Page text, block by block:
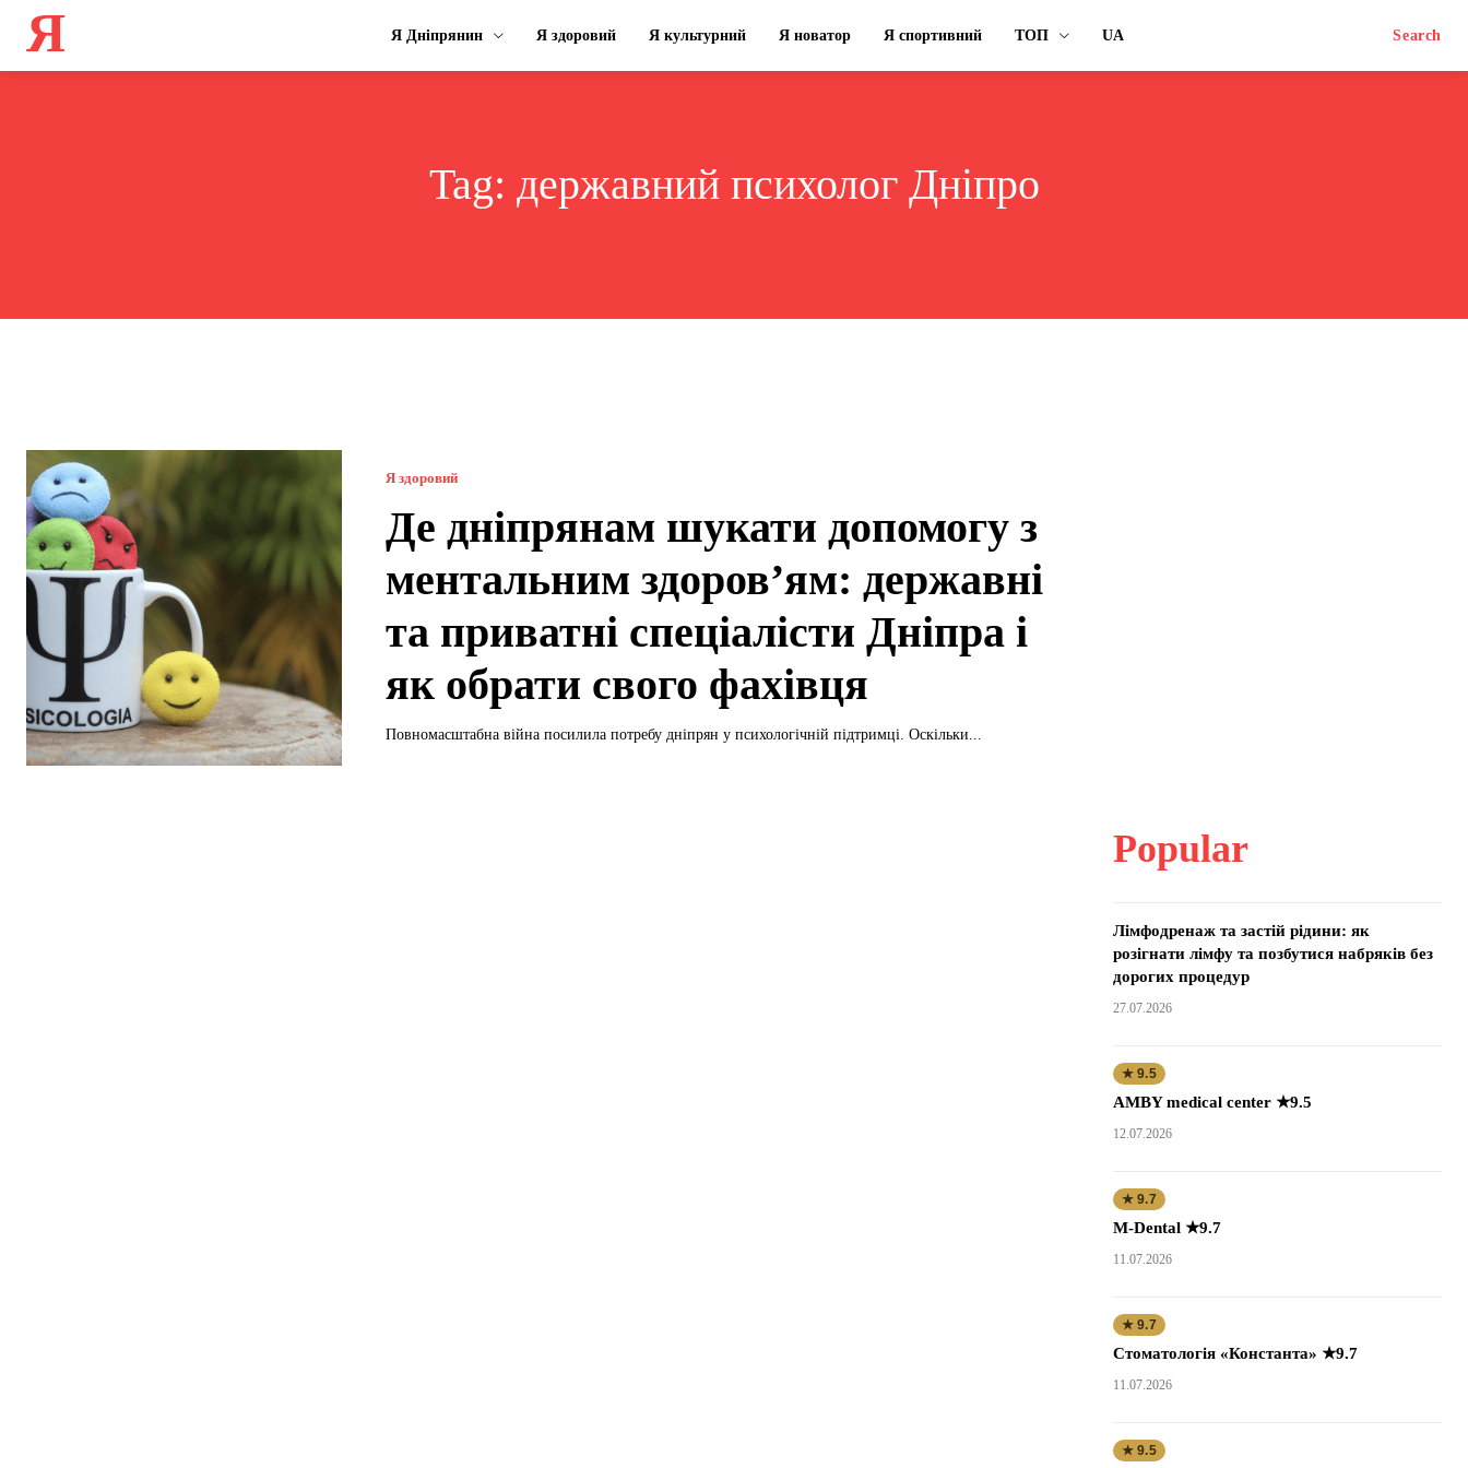
Я Я Дніпрянин Я здоровий Я культурний Я новатор Я спортивний ТОП UA Search
Tag: державний психолог Дніпро
Я здоровий
Де дніпрянам шукати допомогу з
ментальним здоров’ям: державні
та приватні спеціалісти Дніпра і
як обрати свого фахівця
Повномасштабна війна посилила потребу дніпрян у психологічній підтримці. Оскільки...
Popular
Лімфодренаж та застій рідини: як
розігнати лімфу та позбутися набряків без
дорогих процедур
27.07.2026
★ 9.5
AMBY medical center ★9.5
12.07.2026
★ 9.7
M-Dental ★9.7
11.07.2026
★ 9.7
Стоматологія «Константа» ★9.7
11.07.2026
★ 9.5